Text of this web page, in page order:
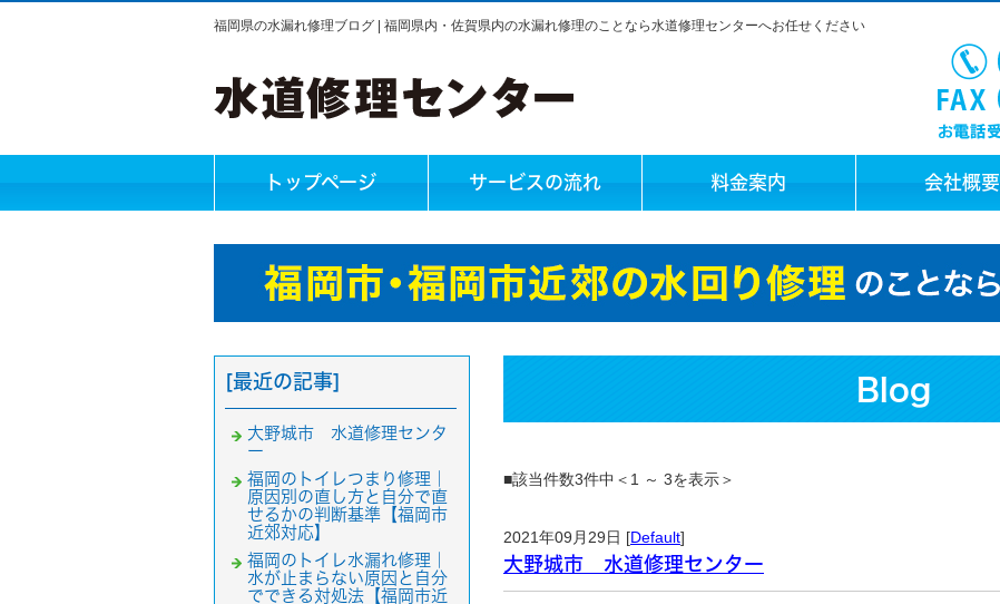
福岡県の水漏れ修理ブログ | 福岡県内・佐賀県内の水漏れ修理のことなら水道修理センターへお任せください
トップページ サービスの流れ 料金案内 会社概要
Blog
■該当件数3件中＜1 ～ 3を表示＞
2021年09月29日 [Default]
大野城市 水道修理センター
[最近の記事]
大野城市 水道修理センタ
ー
福岡のトイレつまり修理｜
原因別の直し方と自分で直
せるかの判断基準【福岡市
近郊対応】
福岡のトイレ水漏れ修理｜
水が止まらない原因と自分
でできる対処法【福岡市近